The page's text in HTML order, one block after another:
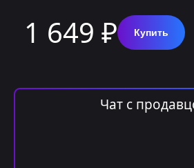
1 649 ₽ Купить
Чат с